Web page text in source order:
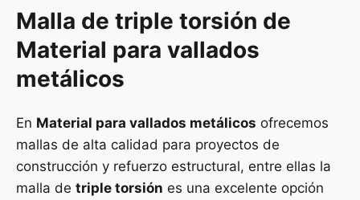
Malla de triple torsión de
Material para vallados
metálicos
En Material para vallados metálicos ofrecemos
mallas de alta calidad para proyectos de
construcción y refuerzo estructural, entre ellas la
malla de triple torsión es una excelente opción